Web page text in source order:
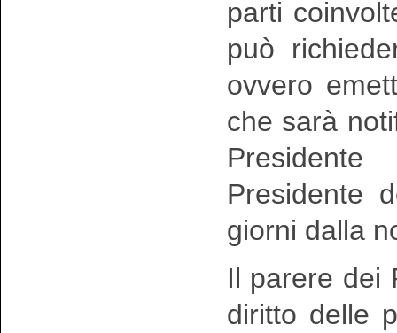
parti
può
ovvero
che sarà
Presidente
giorni dalla
Il parere dei
diritto delle